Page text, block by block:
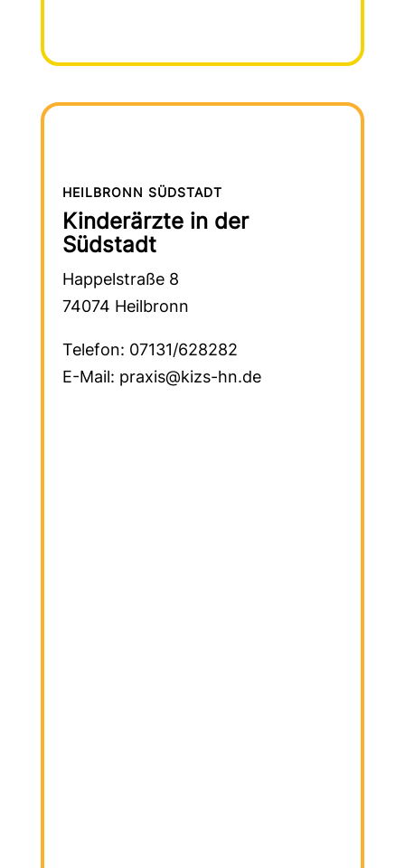
HEILBRONN SÜDSTADT
Kinderärzte in der
Südstadt
Happelstraße 8
74074 Heilbronn
Telefon: 07131/628282
E-Mail: praxis@kizs-hn.de